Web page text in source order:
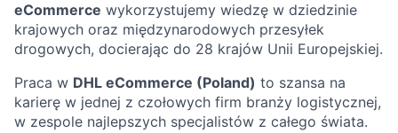
eCommerce wykorzystujemy wiedzę w dziedzinie
krajowych oraz międzynarodowych przesyłek
drogowych, docierając do 28 krajów Unii Europejskiej.
Praca w DHL eCommerce (Poland) to szansa na
karierę w jednej z czołowych firm branży logistycznej,
w zespole najlepszych specjalistów z całego świata.